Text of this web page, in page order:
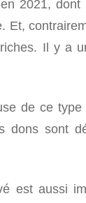
2021,
Il y a
de ce
dons sont
est aussi